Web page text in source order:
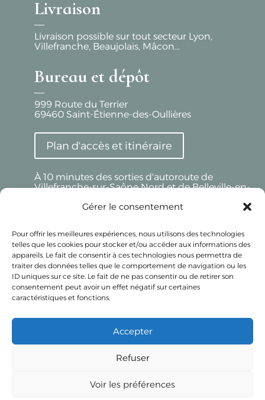
Gérer le consentement
Pour offrir les meilleures expériences, nous utilisons des technologies
telles que les cookies pour stocker et/ou accéder aux informations des
appareils. Le fait de consentir à ces technologies nous permettra de
traiter des données telles que le comportement de navigation ou les
ID uniques sur ce site. Le fait de ne pas consentir ou de retirer son
consentement peut avoir un effet négatif sur certaines
caractéristiques et fonctions.
Accepter
Refuser
Voir les préférences
Livraison
Livraison possible sur tout secteur Lyon,
Villefranche, Beaujolais, Mâcon...
Bureau et dépôt
999 Route du Terrier
69460 Saint-Étienne-des-Oullières
Plan d'accès et itinéraire
À 10 minutes des sorties d'autoroute de
Villefranche-sur-Saône Nord et de Belleville-en-
Uniquement sur Rendez-Vous
32 Av. de Lanessan
69410Champagne-au-Mont-d'Or
FR
confidentialité